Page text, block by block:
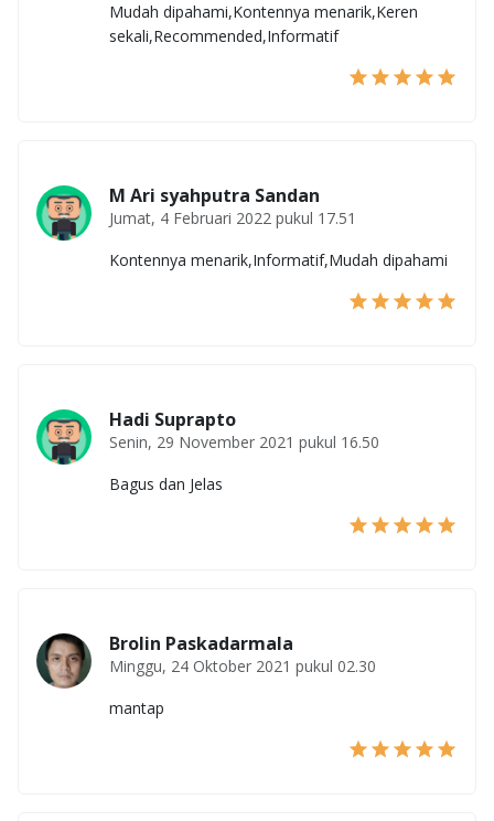
Mudah dipahami,Kontennya menarik,Keren
sekali,Recommended,Informatif
M Ari syahputra Sandan
Jumat, 4 Februari 2022 pukul 17.51
Kontennya menarik,Informatif,Mudah dipahami
Hadi Suprapto
Senin, 29 November 2021 pukul 16.50
Bagus dan Jelas
Brolin Paskadarmala
Minggu, 24 Oktober 2021 pukul 02.30
mantap